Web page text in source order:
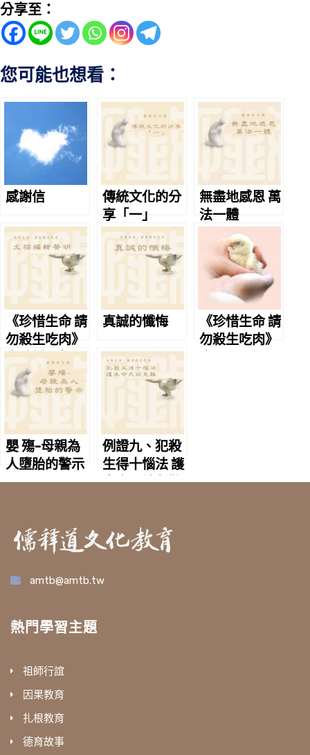
分享至：
您可能也想看：
感謝信
傳統文化的分
享「一」
無盡地感恩 萬
法一體
《珍惜生命 請
勿殺生吃肉》
文稿編輯聲明
真誠的懺悔
《珍惜生命 請
勿殺生吃肉》
嬰 殤-母親為
人墮胎的警示
例證九、犯殺
生得十惱法 護
生命天祐免難
amtb@amtb.tw
熱門學習主題
祖師行誼
因果教育
扎根教育
德育故事